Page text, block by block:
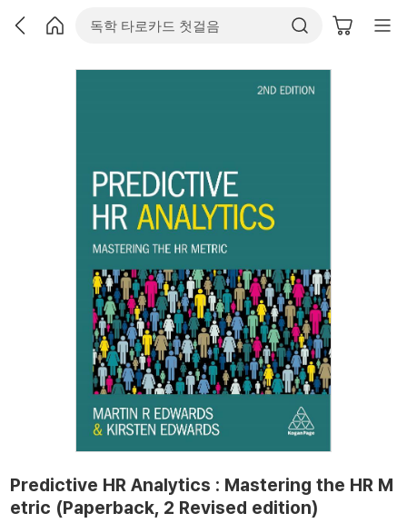
Predictive HR Analytics : Mastering the HR M
etric (Paperback, 2 Revised edition)